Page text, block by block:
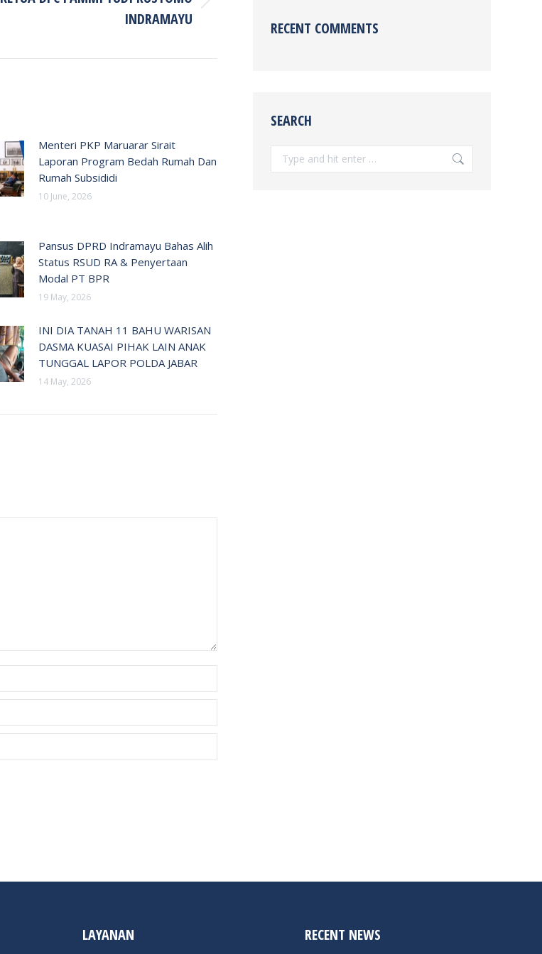
INDRAMAYU
Menteri PKP Maruarar Sirait
Laporan Program Bedah Rumah Dan
Rumah Subsididi
10 June, 2026
Pansus DPRD Indramayu Bahas Alih
Status RSUD RA & Penyertaan
Modal PT BPR
19 May, 2026
INI DIA TANAH 11 BAHU WARISAN
DASMA KUASAI PIHAK LAIN ANAK
TUNGGAL LAPOR POLDA JABAR
14 May, 2026
RECENT COMMENTS
SEARCH
Search:
LAYANAN RECENT NEWS